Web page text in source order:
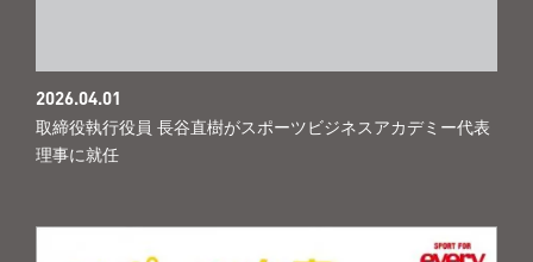
2026.04.01
取締役執行役員 長谷直樹がスポーツビジネスアカデミー代表
理事に就任